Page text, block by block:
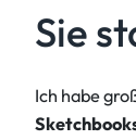
Sie
Ich habe